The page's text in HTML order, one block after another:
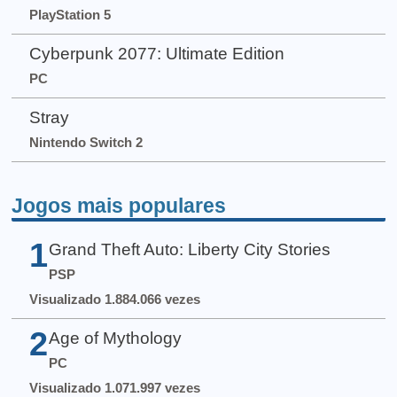
PlayStation 5
Cyberpunk 2077: Ultimate Edition
PC
Stray
Nintendo Switch 2
Jogos mais populares
1 Grand Theft Auto: Liberty City Stories
PSP
Visualizado 1.884.066 vezes
2 Age of Mythology
PC
Visualizado 1.071.997 vezes